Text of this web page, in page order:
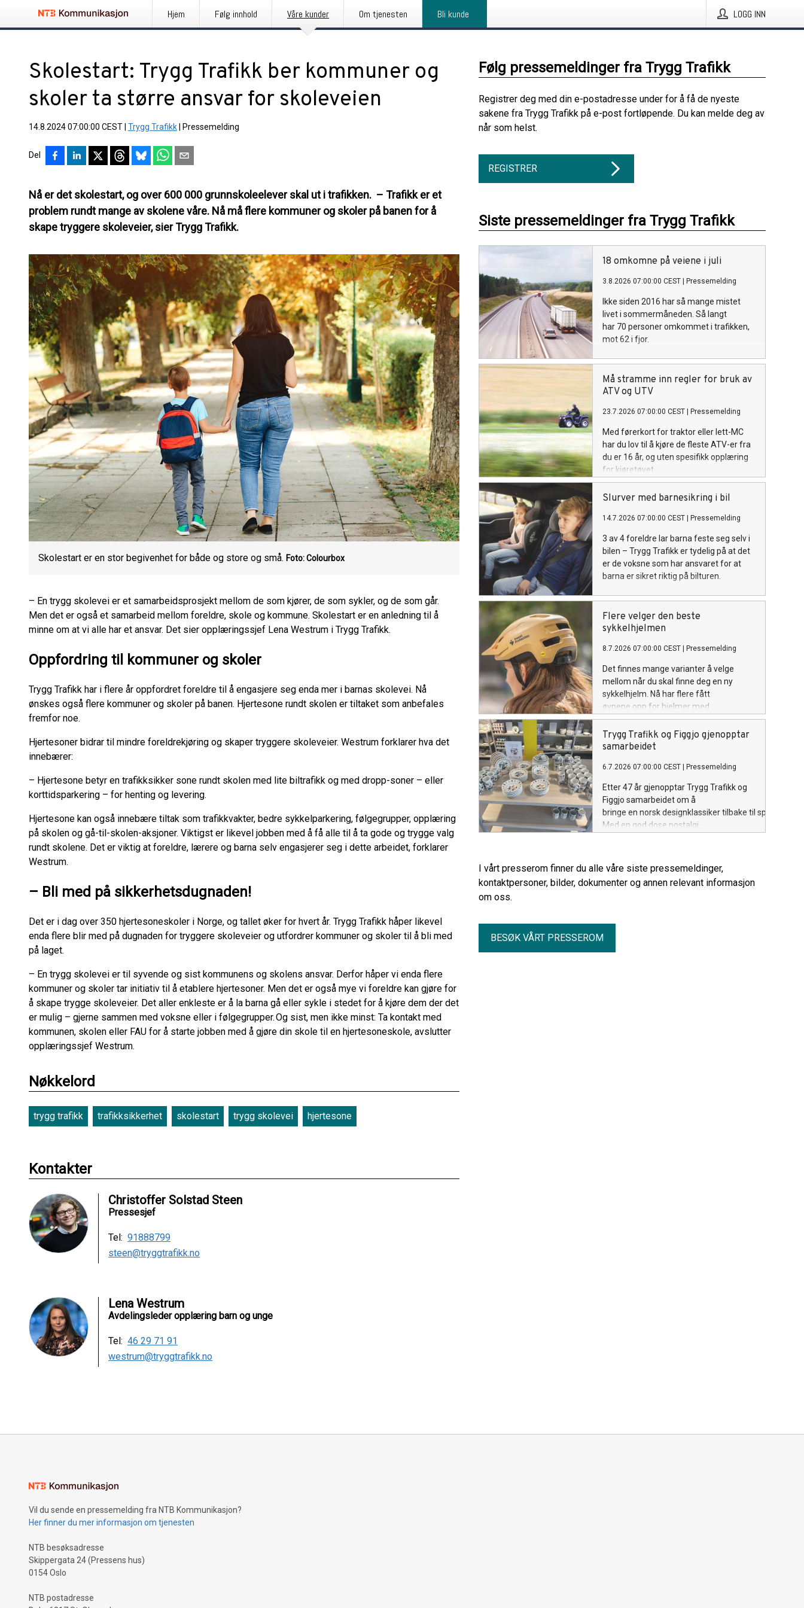
Hjem Følg innhold Våre kunder Om tjenesten Bli kunde LOGG INN
Skolestart: Trygg Trafikk ber kommuner og
skoler ta større ansvar for skoleveien
14.8.2024 07:00:00 CEST Trygg Trafikk Pressemelding
Del
Nå er det skolestart, og over 600 000 grunnskoleelever skal ut i trafikken. – Trafikk er et
problem rundt mange av skolene våre. Nå må flere kommuner og skoler på banen for å
skape tryggere skoleveier, sier Trygg Trafikk.
Skolestart er en stor begivenhet for både og store og små. Foto: Colourbox
– En trygg skolevei er et samarbeidsprosjekt mellom de som kjører, de som sykler, og de som går.
Men det er også et samarbeid mellom foreldre, skole og kommune. Skolestart er en anledning til å
minne om at vi alle har et ansvar. Det sier opplæringssjef Lena Westrum i Trygg Trafikk.
Oppfordring til kommuner og skoler
Trygg Trafikk har i flere år oppfordret foreldre til å engasjere seg enda mer i barnas skolevei. Nå
ønskes også flere kommuner og skoler på banen. Hjertesone rundt skolen er tiltaket som anbefales
fremfor noe.
Hjertesoner bidrar til mindre foreldrekjøring og skaper tryggere skoleveier. Westrum forklarer hva det
innebærer:
– Hjertesone betyr en trafikksikker sone rundt skolen med lite biltrafikk og med dropp-soner – eller
korttidsparkering – for henting og levering.
Hjertesone kan også innebære tiltak som trafikkvakter, bedre sykkelparkering, følgegrupper, opplæring
på skolen og gå-til-skolen-aksjoner. Viktigst er likevel jobben med å få alle til å ta gode og trygge valg
rundt skolene. Det er viktig at foreldre, lærere og barna selv engasjerer seg i dette arbeidet, forklarer
Westrum.
– Bli med på sikkerhetsdugnaden!
Det er i dag over 350 hjertesoneskoler i Norge, og tallet øker for hvert år. Trygg Trafikk håper likevel
enda flere blir med på dugnaden for tryggere skoleveier og utfordrer kommuner og skoler til å bli med
på laget.
– En trygg skolevei er til syvende og sist kommunens og skolens ansvar. Derfor håper vi enda flere
kommuner og skoler tar initiativ til å etablere hjertesoner. Men det er også mye vi foreldre kan gjøre for
å skape trygge skoleveier. Det aller enkleste er å la barna gå eller sykle i stedet for å kjøre dem der det
er mulig – gjerne sammen med voksne eller i følgegrupper. Og sist, men ikke minst: Ta kontakt med
kommunen, skolen eller FAU for å starte jobben med å gjøre din skole til en hjertesoneskole, avslutter
opplæringssjef Westrum.
Nøkkelord
trygg trafikk trafikksikkerhet skolestart trygg skolevei hjertesone
Kontakter
Christoffer Solstad Steen
Pressesjef
Tel: 91888799
steen@tryggtrafikk.no
Lena Westrum
Avdelingsleder opplæring barn og unge
Tel: 46 29 71 91
westrum@tryggtrafikk.no
Følg pressemeldinger fra Trygg Trafikk
Registrer deg med din e-postadresse under for å få de nyeste
sakene fra Trygg Trafikk på e-post fortløpende. Du kan melde deg av
når som helst.
REGISTRER
Siste pressemeldinger fra Trygg Trafikk
18 omkomne på veiene i juli
3.8.2026 07:00:00 CEST Pressemelding
Ikke siden 2016 har så mange mistet
livet i sommermåneden. Så langt
har 70 personer omkommet i trafikken,
mot 62 i fjor.
Må stramme inn regler for bruk av
ATV og UTV
23.7.2026 07:00:00 CEST Pressemelding
Med førerkort for traktor eller lett-MC
har du lov til å kjøre de fleste ATV-er fra
du er 16 år, og uten spesifikk opplæring
for kjøretøyet.
Slurver med barnesikring i bil
14.7.2026 07:00:00 CEST Pressemelding
3 av 4 foreldre lar barna feste seg selv i
bilen – Trygg Trafikk er tydelig på at det
er de voksne som har ansvaret for at
barna er sikret riktig på bilturen.
Flere velger den beste
sykkelhjelmen
8.7.2026 07:00:00 CEST Pressemelding
Det finnes mange varianter å velge
mellom når du skal finne deg en ny
sykkelhjelm. Nå har flere fått
øynene opp for hjelmer med
rotasjonsbeskyttelse.
Trygg Trafikk og Figgjo gjenopptar
samarbeidet
6.7.2026 07:00:00 CEST Pressemelding
Etter 47 år gjenopptar Trygg Trafikk og
Figgjo samarbeidet om å
bringe en norsk designklassiker tilbake til spisebordet.
Med en god dose nostalgi.
I vårt presserom finner du alle våre siste pressemeldinger,
kontaktpersoner, bilder, dokumenter og annen relevant informasjon
om oss.
BESØK VÅRT PRESSEROM
Vil du sende en pressemelding fra NTB Kommunikasjon?
Her finner du mer informasjon om tjenesten
NTB besøksadresse
Skippergata 24 (Pressens hus)
0154 Oslo
NTB postadresse